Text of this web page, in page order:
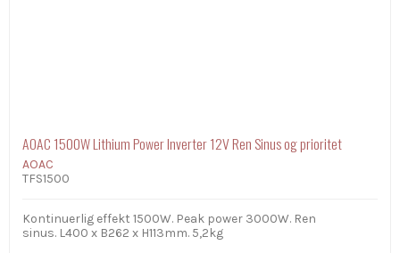
AOAC 1500W Lithium Power Inverter 12V Ren Sinus og prioritet
AOAC
TFS1500
Kontinuerlig effekt 1500W. Peak power 3000W. Ren
sinus. L400 x B262 x H113mm. 5,2kg